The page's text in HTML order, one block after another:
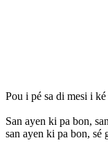
Pou i pé sa di mesi i ké
San ayen ki pa bon,
san ayen ki pa bon, sé